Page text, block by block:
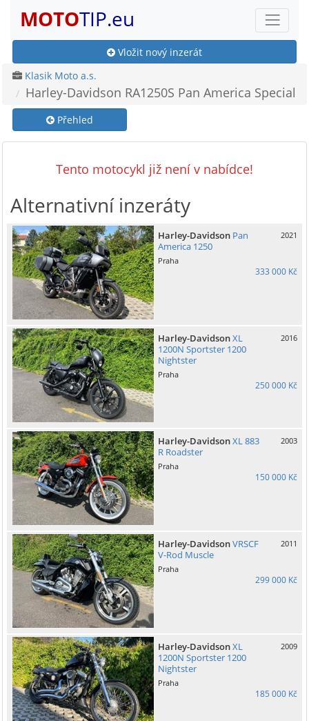
MOTOTIP.eu
Vložit nový inzerát
Klasik Moto a.s.
Harley-Davidson RA1250S Pan America Special
Přehled
Tento motocykl již není v nabídce!
Alternativní inzeráty
Harley-Davidson Pan
America 1250
2021
Praha
333 000 Kč
Harley-DavidsonXL
1200N Sportster 1200
Nightster
2016
Praha
250 000 Kč
Harley-DavidsonXL 883
R Roadster
2003
Praha
150 000 Kč
Harley-DavidsonVRSCF
V-Rod Muscle
2011
Praha
299 000 Kč
Harley-DavidsonXL
1200N Sportster 1200
Nightster
2009
Praha
185 000 Kč